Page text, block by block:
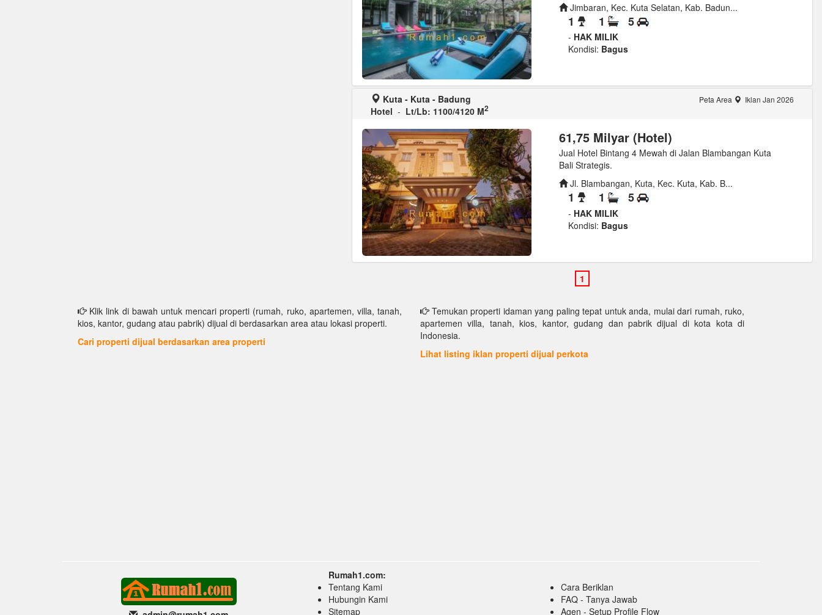
Jimbaran, Kec. Kuta Selatan, Kab. Badun...
1 1 5
- HAK MILIK
Kondisi: Bagus
Kuta - Kuta - Badung
Hotel - Lt/Lb: 1100/4120 M2
Peta Area Iklan Jan 2026
61,75 Milyar (Hotel)
Jual Hotel Bintang 4 Mewah di Jalan Blambangan Kuta
Bali Strategis.
Jl. Blambangan, Kuta, Kec. Kuta, Kab. B...
1 1 5
- HAK MILIK
Kondisi: Bagus
Klik link di bawah untuk mencari properti (rumah, ruko, apartemen, villa, tanah,
kios, kantor, gudang atau pabrik) dijual di berdasarkan area atau lokasi properti.
Cari properti dijual berdasarkan area properti
Temukan properti idaman yang paling tepat untuk anda, mulai dari rumah, ruko,
apartemen villa, tanah, kios, kantor, gudang dan pabrik dijual di kota kota di
Indonesia.
Lihat listing iklan properti dijual perkota
Rumah1.com:
Tentang Kami
Hubungin Kami
Sitemap
Cara Beriklan
FAQ - Tanya Jawab
Agen - Setup Profile Flow